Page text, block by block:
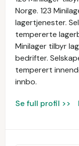
Norge. 123
lagertjenester.
tempererte
Minilager tilbyr
bedrifter.
temperert
innbo.
Se full profil >>